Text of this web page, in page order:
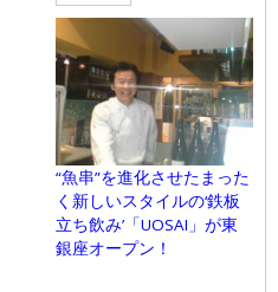
“魚串”を進化させたまった
く新しいスタイルの‘鉄板
立ち飲み’「UOSAI」が東
銀座オープン！